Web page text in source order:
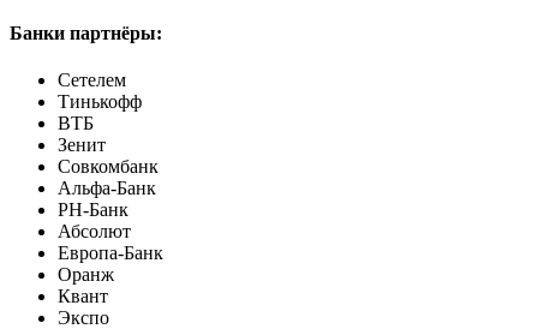
Банки партнёры:
Сетелем
Тинькофф
ВТБ
Зенит
Совкомбанк
Альфа-Банк
РН-Банк
Абсолют
Европа-Банк
Оранж
Квант
Экспо